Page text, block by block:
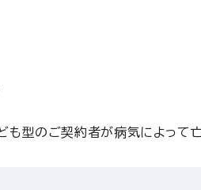
も型のご契約者が病気によって亡